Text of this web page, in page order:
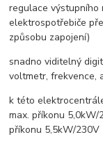
regulace výstupního
elektrospotřebiče
způsobu zapojení)
snadno viditelný
voltmetr, frekvence,
k této
max. příkonu
příkonu 5,5kW/230V